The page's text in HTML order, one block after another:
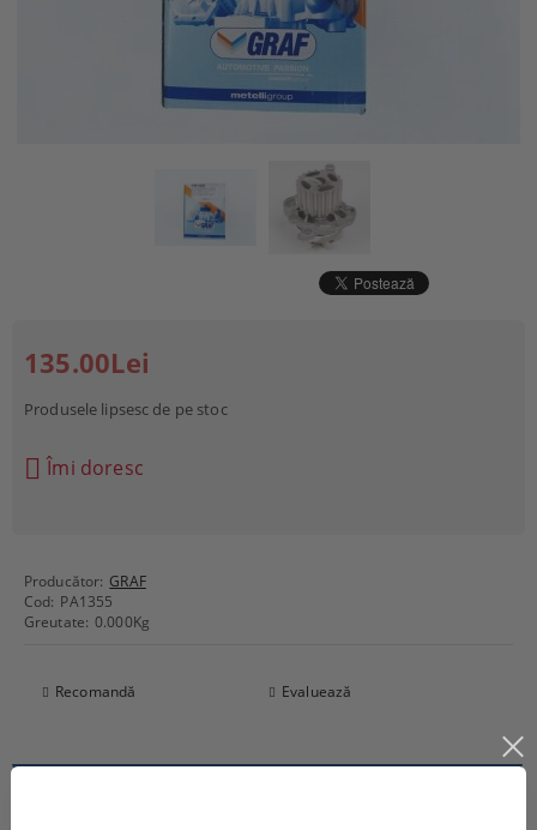
Producător: GRAF
Cod: PA1355
Greutate: 0.000Kg
Recomandă Evaluează
135.00Lei
Produsele lipsesc de pe stoc
Îmi doresc